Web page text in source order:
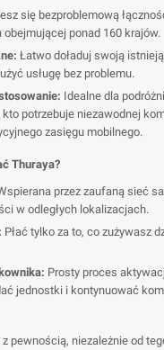
się bezproblemową
ponad 160 krajów.
Łatwo doładuj swoją
usługę bez problemu.
Idealne dla
kto potrzebuje niezawodnej
zasięgu mobilnego.
Thuraya?
przez zaufaną sieć
w odległych lokalizacjach.
Płać tylko za to, co zużywasz
Prosty proces
jednostki i kontynuować
pewnością, niezależnie od